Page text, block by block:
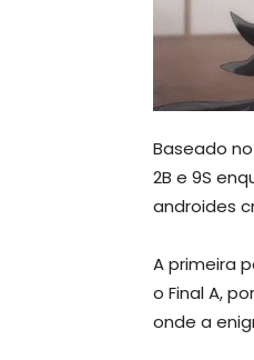
Baseado
2B e 9S
androides
A primeira
o Final A,
onde a